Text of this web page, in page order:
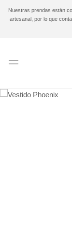
Nuestras prendas están
artesanal, por lo que